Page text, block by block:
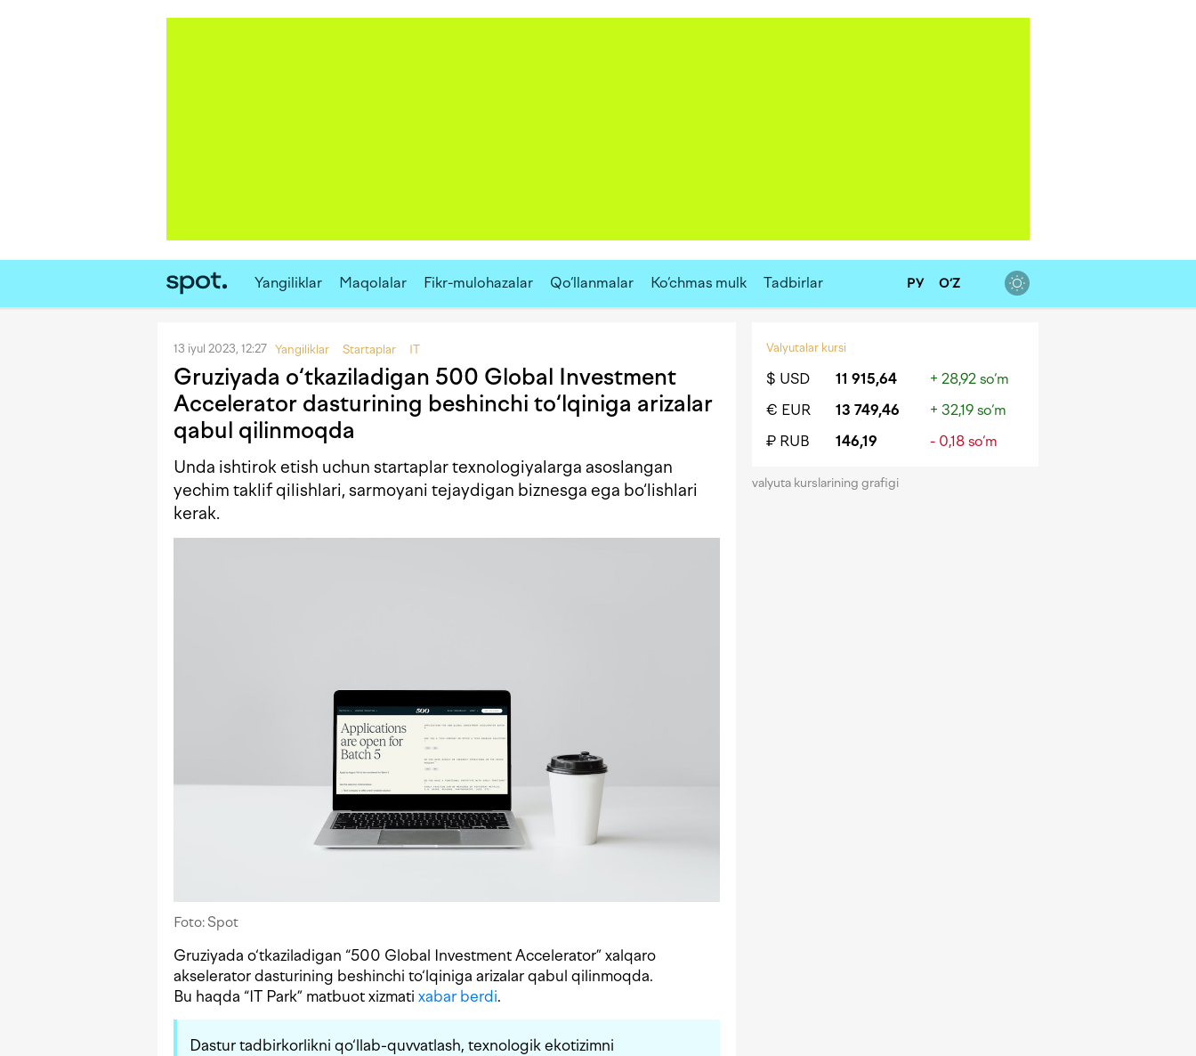
Yangiliklar Maqolalar Fikr-mulohazalar Qo‘llanmalar Ko‘chmas mulk Tadbirlar РУ O‘Z
13 iyul 2023, 12:27 Yangiliklar Startaplar IT
Gruziyada o‘tkaziladigan 500 Global Investment
Accelerator dasturining beshinchi to‘lqiniga arizalar
qabul qilinmoqda
Unda ishtirok etish uchun startaplar texnologiyalarga asoslangan
yechim taklif qilishlari, sarmoyani tejaydigan biznesga ega bo‘lishlari
kerak.
Foto: Spot
Gruziyada o‘tkaziladigan “500 Global Investment Accelerator” xalqaro
akselerator dasturining beshinchi to‘lqiniga arizalar qabul qilinmoqda.
Bu haqda “IT Park” matbuot xizmati xabar berdi.
Dastur tadbirkorlikni qo‘llab-quvvatlash, texnologik ekotizimni
Valyutalar kursi
$ USD 11 915,64
+ 28,92 so‘m
€ EUR
13 749,46
+ 32,19 so‘m
₽ RUB
146,19 - 0,18 so‘m
valyuta kurslarining grafigi